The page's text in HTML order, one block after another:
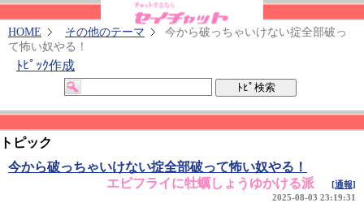
HOME その他のテーマ
今から破っちゃいけない掟全部破っ
て怖い奴やる！
ﾄﾋﾟｯｸ作成
トピック
今から破っちゃいけない掟全部破って怖い奴やる！
エビフライに牡蠣しょうゆかける派
[通報]
2025-08-03 23:19:31